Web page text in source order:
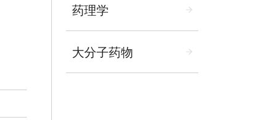
药理学
大分子药物